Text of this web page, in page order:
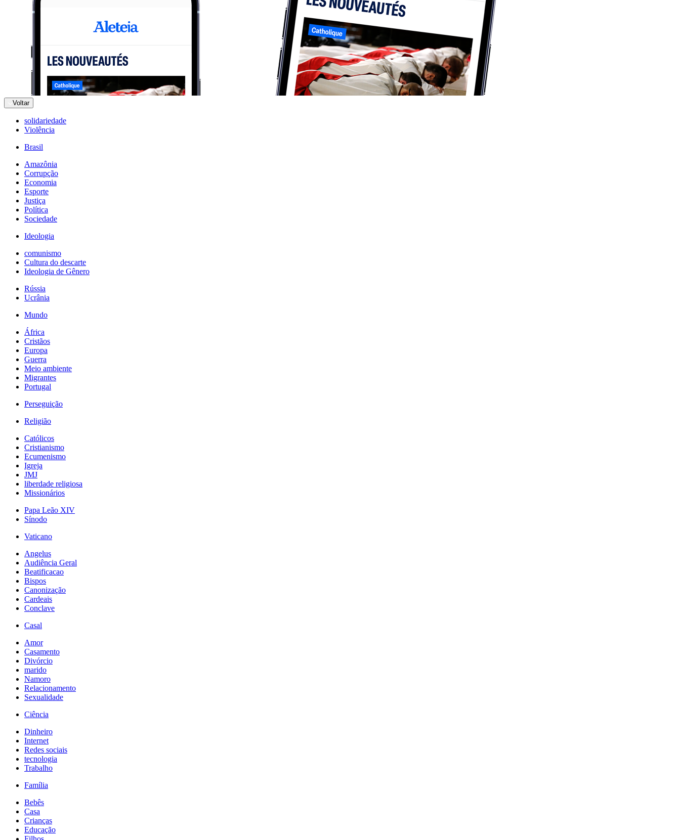
Voltar
solidariedade
Violência
Brasil
Amazônia
Corrupção
Economia
Esporte
Justiça
Política
Sociedade
Ideologia
comunismo
Cultura do descarte
Ideologia de Gênero
Rússia
Ucrânia
Mundo
África
Cristãos
Europa
Guerra
Meio ambiente
Migrantes
Portugal
Perseguição
Religião
Católicos
Cristianismo
Ecumenismo
Igreja
JMJ
liberdade religiosa
Missionários
Papa Leão XIV
Sínodo
Vaticano
Angelus
Audiência Geral
Beatificacao
Bispos
Canonização
Cardeais
Conclave
Casal
Amor
Casamento
Divórcio
marido
Namoro
Relacionamento
Sexualidade
Ciência
Dinheiro
Internet
Redes sociais
tecnologia
Trabalho
Família
Bebês
Casa
Crianças
Educação